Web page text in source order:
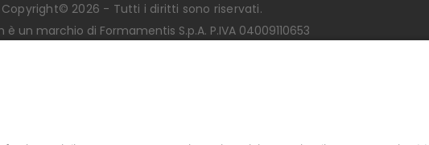
Copyright© 2026 - Tutti i diritti sono riservati.
è un marchio di Formamentis S.p.A. P.IVA 04009110653